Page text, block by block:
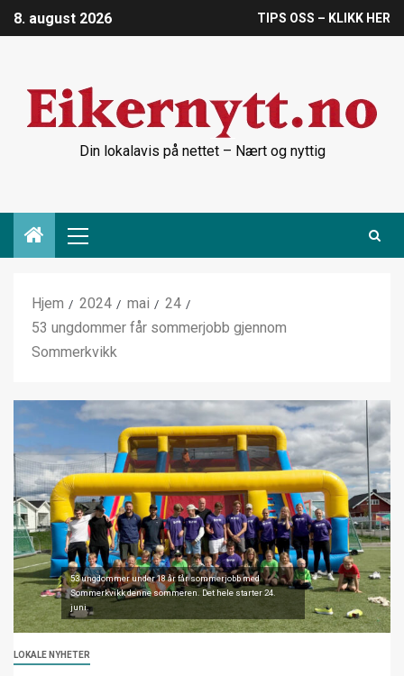
8. august 2026 TIPS OSS – KLIKK HER
Din lokalavis på nettet – Nært og nyttig
Hjem 2024 mai
24
53 ungdommer får sommerjobb gjennom
Sommerkvikk
53 ungdommer under 18 år får sommerjobb med
Sommerkvikk denne sommeren. Det hele starter 24.
juni.
LOKALE NYHETER